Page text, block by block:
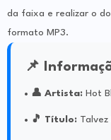
da faixa e realizar o
formato MP3.
📌
👤 Artista: Hot
🎵 Título: